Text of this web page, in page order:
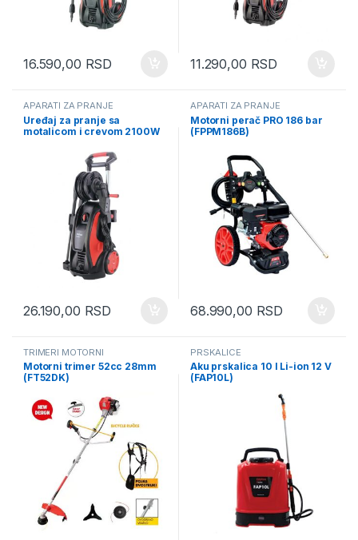
16.590,00 RSD 11.290,00 RSD
APARATI ZA PRANJE
Uređaj za pranje sa
motalicom i crevom 2100W
26.190,00 RSD
APARATI ZA PRANJE
Motorni perač PRO 186 bar
(FPPM186B)
68.990,00 RSD
TRIMERI MOTORNI
Motorni trimer 52cc 28mm
(FT52DK)
PRSKALICE
Aku prskalica 10 l Li-ion 12 V
(FAP10L)